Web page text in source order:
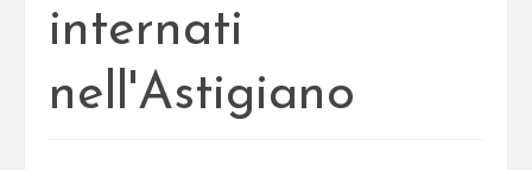
internati
nell'Astigiano